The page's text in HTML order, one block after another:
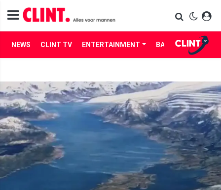
NEWS CLINT TV ENTERTAINMENT BABES LIFE